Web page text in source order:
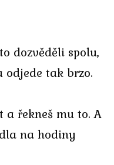
dozvěděli spolu,
odjede tak brzo.
řekneš mu to. A
na hodiny